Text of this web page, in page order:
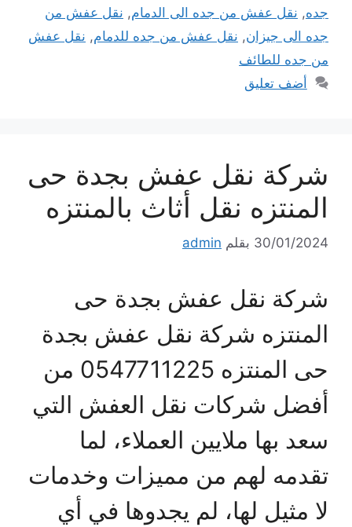
جده, نقل عفش من جده الى الدمام, نقل عفش من
جده الى جيزان, نقل عفش من جده للدمام, نقل عفش
من جده للطائف
أضف تعليق
شركة نقل عفش بجدة حى
المنتزه نقل أثاث بالمنتزه
30/01/2024 بقلم admin
شركة نقل عفش بجدة حى
المنتزه شركة نقل عفش بجدة
حى المنتزه 0547711225 من
أفضل شركات نقل العفش التي
سعد بها ملايين العملاء، لما
تقدمه لهم من مميزات وخدمات
لا مثيل لها، لم يجدوها في أي